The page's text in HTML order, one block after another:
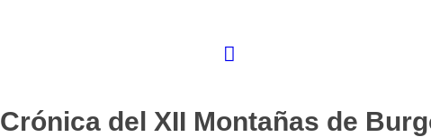
Crónica del XII Montañas de